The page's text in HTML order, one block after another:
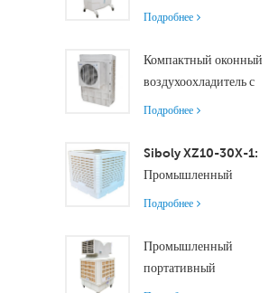
воздухоохладитель
8000 м³/ч с
Подробнее
Компактный оконный
воздухоохладитель с
осевым двигателем
эффективное
охлаждение помещений
размера.
Подробнее
Siboly XZ10-30X-1:
Промышленный
испарительный
производительностью
30000 м³/ч
Подробнее
Промышленный
портативный
воздухоохладитель